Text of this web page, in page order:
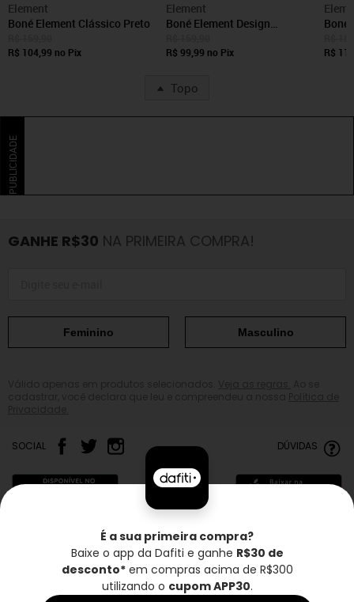
Element
Boné Element Clássico Preto
R$ 104,99 no Pix
Element
Boné Element Design
R$ 99,99 no Pix
Boné
R$
Topo
PUBLICIDADE
GANHE R$30 NA PRIMEIRA COMPRA!
Feminino Masculino
SOCIAL DÚVIDAS
Frete grátis* Troca grátis Entrega rápida
É a sua primeira compra?
Baixe o app da Dafiti e ganhe R$30 de
desconto*em compras acima de R$300
utilizando o cupom APP30.